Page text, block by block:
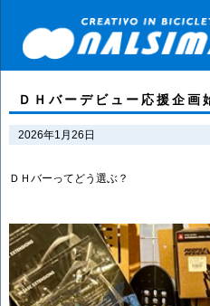
ＤＨバーデビュー応援企画
2026年1月26日
ＤＨバーってどう選ぶ？